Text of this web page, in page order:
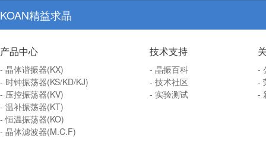
KOAN精益求晶
产品中心
- 晶体谐振器(KX)
- 时钟振荡器(KS/KD/KJ)
- 压控振荡器(KV)
- 温补振荡器(KT)
- 恒温振荡器(KO)
- 晶体滤波器(M.C.F)
技术支持
- 晶振百科
- 技术社区
- 实验测试
-
-
-